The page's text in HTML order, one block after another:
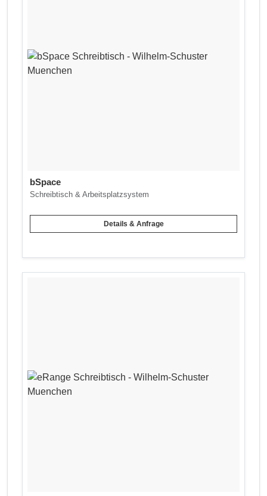
bSpace
Schreibtisch & Arbeitsplatzsystem
Details & Anfrage